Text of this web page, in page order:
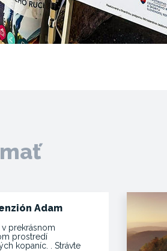
Adam
prekrásnom
prostredí
kopaníc. . Strávte